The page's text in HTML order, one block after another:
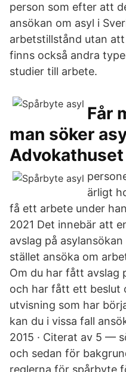
person som efter att
ansökan om asyl i
arbetstillstånd utan
finns också andra
studier till arbete.
Får
man söker
Advokathuset
ärligt
få ett arbete under
2021 Det innebär att
avslag på
stället ansöka om
Om du har fått avslag
och har fått ett beslut
utvisning som har
kan du i vissa fall
2015 · Citerat av 5 —
och sedan för
reglerna för spårbyte